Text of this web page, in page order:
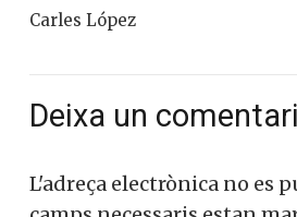
Carles López
Deixa un comentari
L'adreça electrònica no es